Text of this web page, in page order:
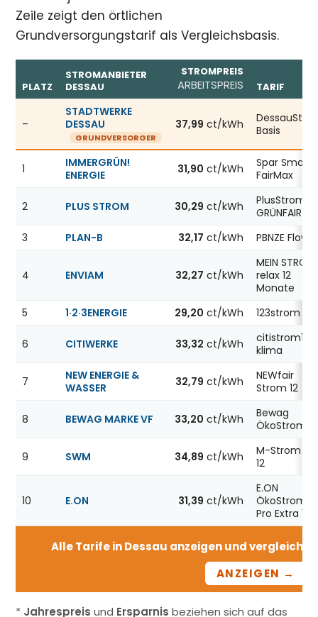
Zeile zeigt den örtlichen
Grundversorgungstarif als Vergleichsbasis.
Günstigste Stromanbieter in Dessau, Stand
PLATZ
STROMANBIETER
DESSAU
STROMPREIS
ARBEITSPREIS TARIF
–
STADTWERKE
DESSAU
GRUNDVERSORGER
37,99 ct/kWh
Basis
1
IMMERGRÜN!
ENERGIE
31,90 ct/kWh
Spar Smart
FairMax
2 PLUS STROM 30,29 ct/kWh
PlusStrom
GRÜNFAIR
3
PLAN-B 32,17 ct/kWh PBNZE Flow12
4 ENVIAM 32,27 ct/kWh
MEIN STROM
relax 12
Monate
5
1·2·3ENERGIE 29,20 ct/kWh 123strom
6 CITIWERKE 33,32 ct/kWh
citistrom12
klima
7
NEW ENERGIE &
WASSER
32,79 ct/kWh
NEWfair
Strom 12
8 BEWAG MARKE VF 33,20 ct/kWh
Bewag
ÖkoStrom12
9 SWM 34,89 ct/kWh
M-Strom Fix
12
10 E.ON 31,39 ct/kWh
E.ON
ÖkoStrom
Pro Extra 12
Alle Tarife in Dessau anzeigen und vergleichen
ANZEIGEN →
* Jahrespreis und Ersparnis beziehen sich auf das